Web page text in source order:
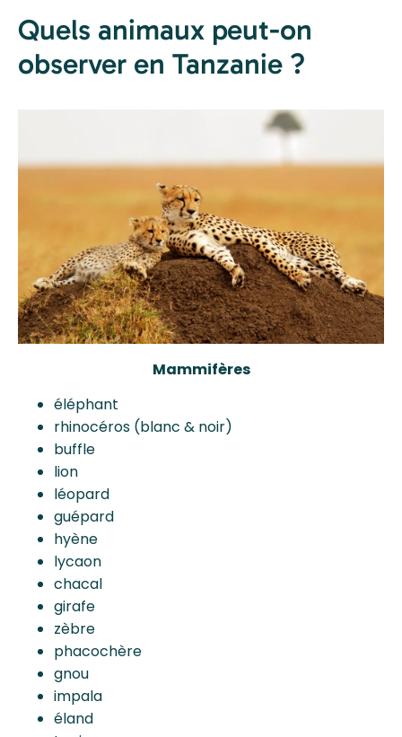
Quels animaux peut-on
observer en Tanzanie ?
Mammifères
éléphant
rhinocéros (blanc & noir)
buffle
lion
léopard
guépard
hyène
lycaon
chacal
girafe
zèbre
phacochère
gnou
impala
éland